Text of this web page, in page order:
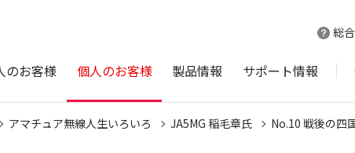
総
のお客様 個人のお客様 製品情報 サポート情報
アマチュア無線人生いろいろ JA5MG 稲毛章氏 No.10 戦後の四